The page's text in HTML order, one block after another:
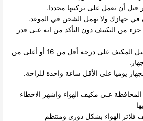
قبل أن تعمل على تركيبها مجددا.
في جهازك ولا تهمل الشحن في الموعد.
جزء من التكييف دون التأكد من انه على قدر
لا تعمل على تشغيل المكيف على درجة أقل من 16 أو أعلى من
يوميا على الأقل ساعة واحدة للراحة.
على مكيف الهواء واشهر الاخطاء
فلاتر الهواء بشكل دورى ومنتظم